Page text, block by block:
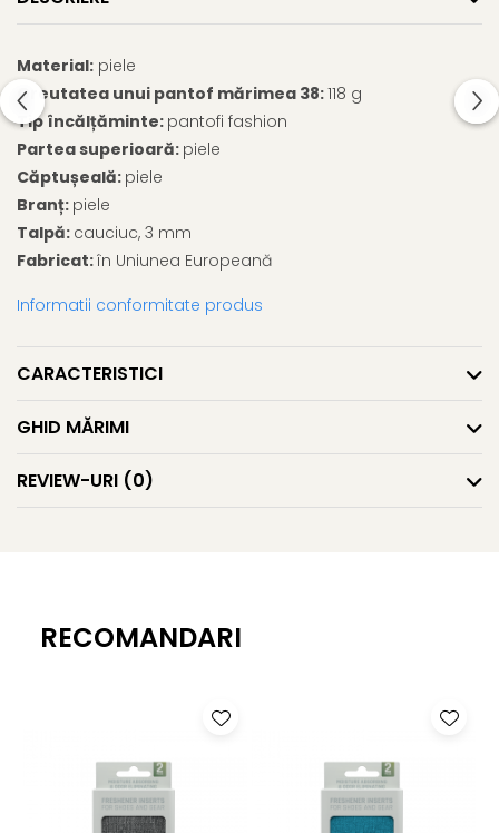
Material: piele
Greutatea unui pantof mărimea 38:118 g
Tip încălțăminte: pantofi fashion
Partea superioară: piele
Căptușeală: piele
Branț: piele
Talpă: cauciuc, 3 mm
Fabricat:în Uniunea Europeană
Informatii conformitate produs
CARACTERISTICI
GHID MĂRIMI
REVIEW-URI (0)
RECOMANDARI